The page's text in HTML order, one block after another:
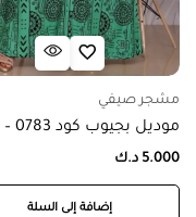
مشجر صيفي
موديل بجيوب كود 0783 – اخضر
5.000 د.ك
إضافة إلى السلة